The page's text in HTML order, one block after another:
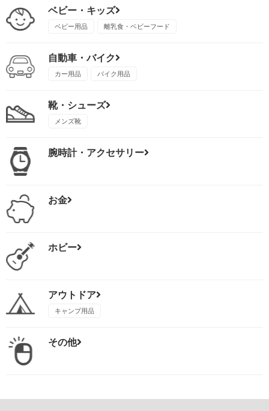
ベビー・キッズ
ベビー用品 離乳食・ベビーフード
自動車・バイク
カー用品 バイク用品
靴・シューズ
メンズ靴
腕時計・アクセサリー
お金
ホビー
アウトドア
キャンプ用品
その他